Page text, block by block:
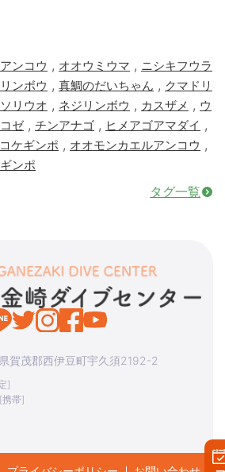
ンコウ , オオウミウマ , ニシキフウラ
ンボウ , 真鯛のだいちゃん , クマドリ
リウオ , ネジリンボウ , カスザメ , ウ
ゼ, チンアナゴ , ヒメアゴアマダイ ,
コケギンポ , オオモンカエルアンコウ ,
ンポ
タグ一覧
賀茂郡西伊豆町宇久須2192-2
]
[携帯]